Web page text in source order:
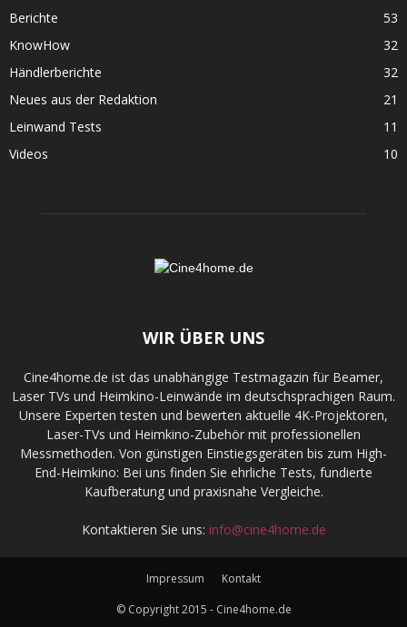
Berichte
53
KnowHow
32
Händlerberichte
32
Neues aus der Redaktion
21
Leinwand Tests
11
Videos
10
WIR ÜBER UNS
Cine4home.de ist das unabhängige Testmagazin für Beamer,
Laser TVs und Heimkino-Leinwände im deutschsprachigen Raum.
Unsere Experten testen und bewerten aktuelle 4K-Projektoren,
Laser-TVs und Heimkino-Zubehör mit professionellen
Messmethoden. Von günstigen Einstiegsgeräten bis zum High-
End-Heimkino: Bei uns finden Sie ehrliche Tests, fundierte
Kaufberatung und praxisnahe Vergleiche.
Kontaktieren Sie uns: info@cine4home.de
Impressum
Kontakt
© Copyright 2015 - Cine4home.de